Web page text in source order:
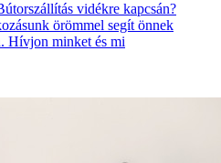
vidékre kapcsán?
örömmel segít önnek
Hívjon minket és mi